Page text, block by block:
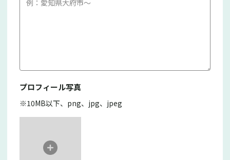
プロフィール写真
※10MB以下、png、jpg、jpeg